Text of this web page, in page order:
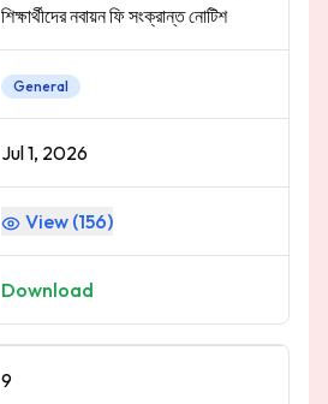
শিক্ষার্থীদের নবায়ন ফি সংক্রান্ত নোটিশ
General
Jul 1, 2026
View (156)
Download
9